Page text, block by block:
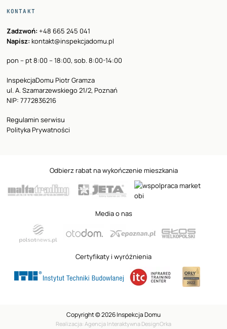
KONTAKT
Zadzwoń: +48 665 245 041
Napisz: kontakt@inspekcjadomu.pl
pon – pt 8:00 – 18:00, sob. 8:00-14:00
InspekcjaDomu Piotr Gramza
ul. A. Szamarzewskiego 21/2, Poznań
NIP: 7772836216
Regulamin serwisu
Polityka Prywatności
Odbierz rabat na wykończenie mieszkania
Media o nas
Certyfikaty i wyróżnienia
Copyright © 2026 Inspekcja Domu
Realizacja: Agencja Interaktywna DesignOrka